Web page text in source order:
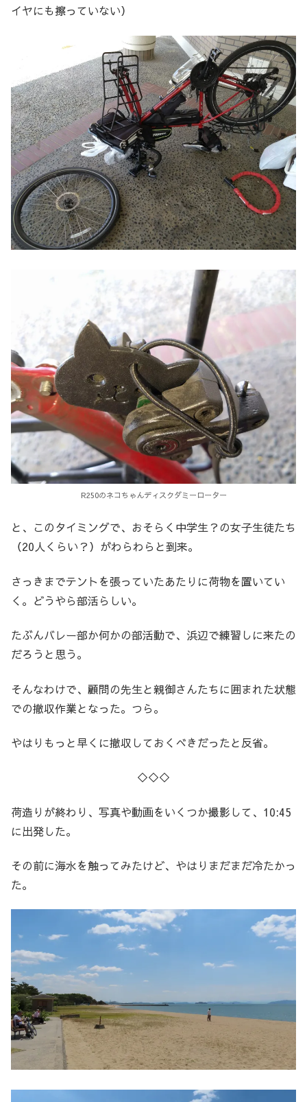
イヤにも擦っていない）
R250のネコちゃんディスクダミーローター
と、このタイミングで、おそらく中学生？の女子生徒たち
（20人くらい？）がわらわらと到来。
さっきまでテントを張っていたあたりに荷物を置いてい
く。どうやら部活らしい。
たぶんバレー部か何かの部活動で、浜辺で練習しに来たの
だろうと思う。
そんなわけで、顧問の先生と親御さんたちに囲まれた状態
での撤収作業となった。つら。
やはりもっと早くに撤収しておくべきだったと反省。
◇◇◇
荷造りが終わり、写真や動画をいくつか撮影して、10:45
に出発した。
その前に海水を触ってみたけど、やはりまだまだ冷たかっ
た。